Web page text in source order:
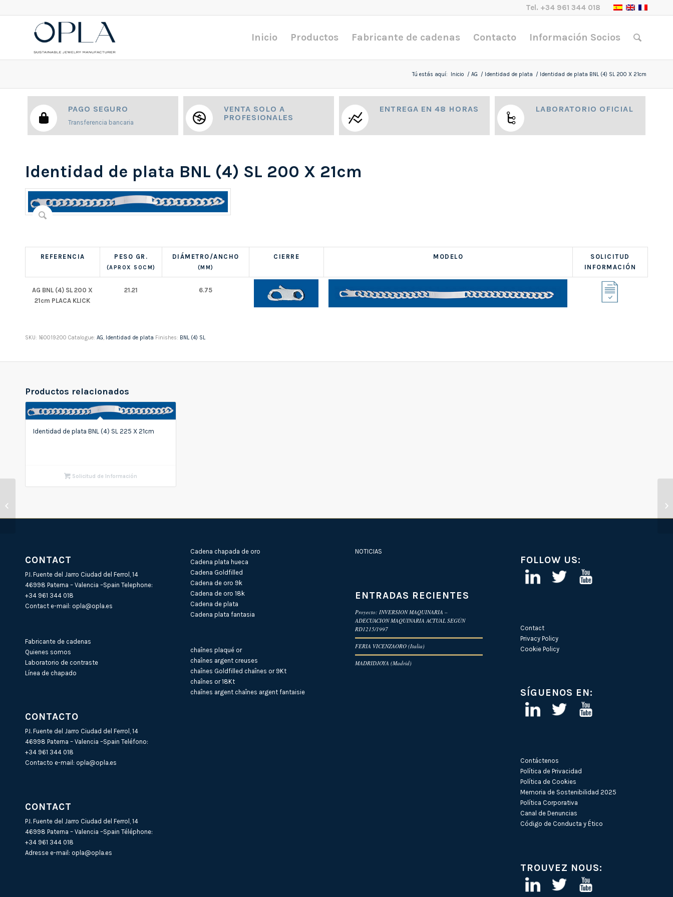
Tel. +34 961 344 018
Inicio Productos Fabricante de cadenas Contacto Información Socios
Tú estás aquí: Inicio / AG / Identidad de plata / Identidad de plata BNL (4) SL 200 X 21cm
PAGO SEGURO
Transferencia bancaria
VENTA SOLO A
PROFESIONALES
ENTREGA EN 48 HORAS LABORATORIO OFICIAL
Identidad de plata BNL (4) SL 200 X 21cm
REFERENCIA PESO GR.
(APROX 50CM)
DIÁMETRO/ANCHO
(MM)
CIERRE MODELO
SOLICITUD
INFORMACIÓN
AG BNL (4) SL 200 X
21cm PLACA KLICK
21.21 6.75
SKU: 160019200 Catalogue: AG, Identidad de plata Finishes: BNL (4) SL
Productos relacionados
Identidad de plata BNL (4) SL 225 X 21cm
Solicitud de Información
CONTACT
P.I. Fuente del Jarro Ciudad del Ferrol, 14
46998 Paterna – Valencia –Spain Telephone:
+34 961 344 018
Contact e-mail: opla@opla.es
Fabricante de cadenas
Quienes somos
Laboratorio de contraste
Línea de chapado
CONTACTO
P.I. Fuente del Jarro Ciudad del Ferrol, 14
46998 Paterna – Valencia –Spain Teléfono:
+34 961 344 018
Contacto e-mail: opla@opla.es
CONTACT
P.I. Fuente del Jarro Ciudad del Ferrol, 14
46998 Paterna – Valencia –Spain Téléphone:
+34 961 344 018
Adresse e-mail: opla@opla.es
Cadena chapada de oro
Cadena plata hueca
Cadena Goldfilled
Cadena de oro 9k
Cadena de oro 18k
Cadena de plata
Cadena plata fantasia
chaînes plaqué or
chaînes argent creuses
chaînes Goldfilled chaînes or 9Kt
chaînes or 18Kt
chaînes argent chaînes argent fantaisie
NOTICIAS
ENTRADAS RECIENTES
Proyecto: INVERSION MAQUINARIA –
ADECUACION MAQUINARIA ACTUAL SEGÚN
RD1215/1997
FERIA VICENZAORO (Italia)
MADRIDJOYA (Madrid)
FOLLOW US:
Contact
Privacy Policy
Cookie Policy
SÍGUENOS EN:
Contáctenos
Política de Privacidad
Política de Cookies
Memoria de Sostenibilidad 2025
Política Corporativa
Canal de Denuncias
Código de Conducta y Ético
TROUVEZ NOUS: